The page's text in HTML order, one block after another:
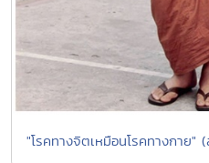
"โรคทางจิตเหมือนโรคทางกาย"